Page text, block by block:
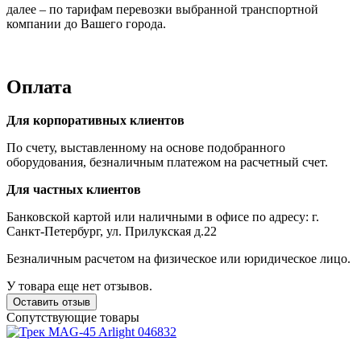
далее – по тарифам перевозки выбранной транспортной
компании до Вашего города.
Оплата
Для корпоративных клиентов
По счету, выставленному на основе подобранного
оборудования, безналичным платежом на расчетный счет.
Для частных клиентов
Банковской картой или наличными в офисе по адресу: г.
Санкт-Петербург, ул. Прилукская д.22
Безналичным расчетом на физическое или юридическое лицо.
У товара еще нет отзывов.
Оставить отзыв
Сопутствующие товары